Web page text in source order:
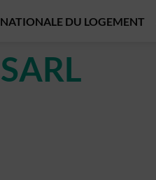
DU LOGEMENT